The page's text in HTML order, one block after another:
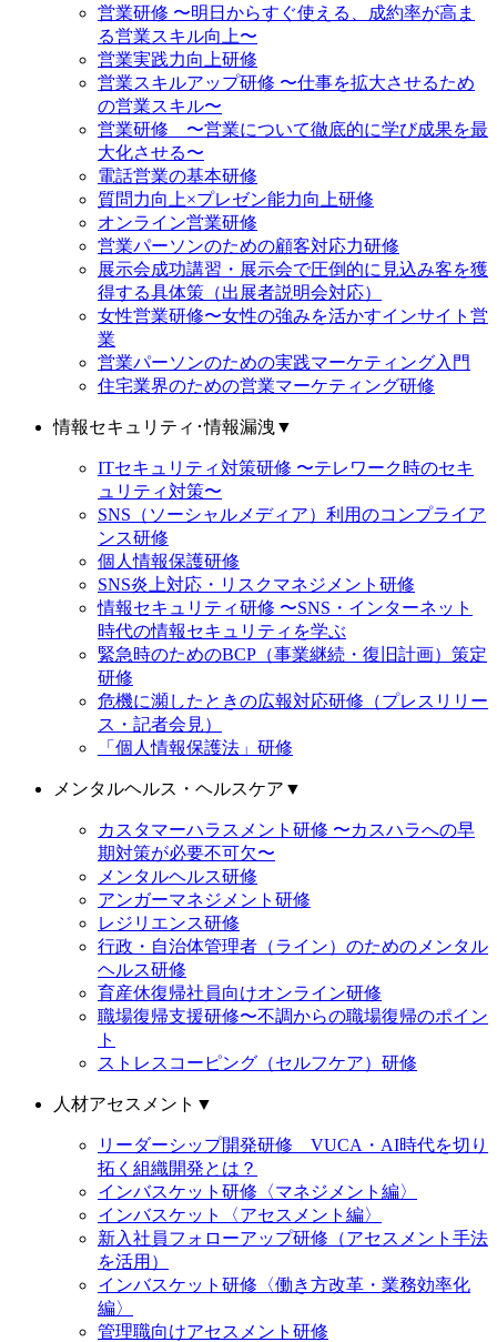
営業研修 〜明日からすぐ使える、成約率が高ま
る営業スキル向上〜
営業実践力向上研修
営業スキルアップ研修 〜仕事を拡大させるため
の営業スキル〜
営業研修 〜営業について徹底的に学び成果を最
大化させる〜
電話営業の基本研修
質問力向上×プレゼン能力向上研修
オンライン営業研修
営業パーソンのための顧客対応力研修
展示会成功講習・展示会で圧倒的に見込み客を獲
得する具体策（出展者説明会対応）
女性営業研修〜女性の強みを活かすインサイト営
業
営業パーソンのための実践マーケティング入門
住宅業界のための営業マーケティング研修
情報セキュリティ･情報漏洩 ▼
ITセキュリティ対策研修 〜テレワーク時のセキ
ュリティ対策〜
SNS（ソーシャルメディア）利用のコンプライア
ンス研修
個人情報保護研修
SNS炎上対応・リスクマネジメント研修
情報セキュリティ研修 〜SNS・インターネット
時代の情報セキュリティを学ぶ
緊急時のためのBCP（事業継続・復旧計画）策定
研修
危機に瀕したときの広報対応研修（プレスリリー
ス・記者会見）
「個人情報保護法」研修
メンタルヘルス・ヘルスケア ▼
カスタマーハラスメント研修 〜カスハラへの早
期対策が必要不可欠〜
メンタルヘルス研修
アンガーマネジメント研修
レジリエンス研修
行政・自治体管理者（ライン）のためのメンタル
ヘルス研修
育産休復帰社員向けオンライン研修
職場復帰支援研修〜不調からの職場復帰のポイン
ト
ストレスコーピング（セルフケア）研修
人材アセスメント ▼
リーダーシップ開発研修 VUCA・AI時代を切り
拓く組織開発とは？
インバスケット研修〈マネジメント編〉
インバスケット〈アセスメント編〉
新入社員フォローアップ研修（アセスメント手法
を活用）
インバスケット研修〈働き方改革・業務効率化
編〉
管理職向けアセスメント研修